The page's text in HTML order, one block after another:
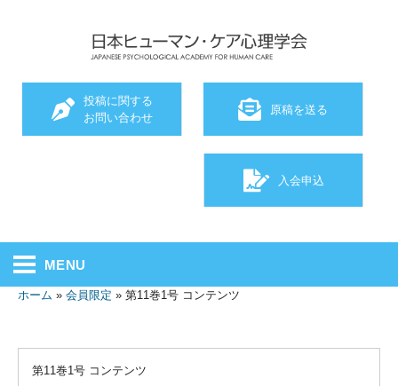
原稿を送る
投稿に関する
お問い合わせ
入会申込
MENU
ホーム » 会員限定 » 第11巻1号 コンテンツ
第11巻1号 コンテンツ